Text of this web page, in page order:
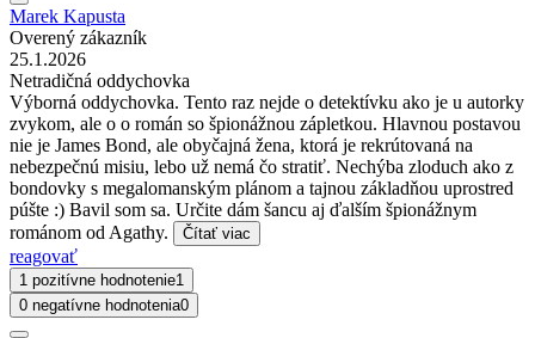
Marek Kapusta
Overený zákazník
25.1.2026
Netradičná oddychovka
Výborná oddychovka. Tento raz nejde o detektívku ako je u autorky
zvykom, ale o o román so špionážnou zápletkou. Hlavnou postavou
nie je James Bond, ale obyčajná žena, ktorá je rekrútovaná na
nebezpečnú misiu, lebo už nemá čo stratiť. Nechýba zloduch ako z
bondovky s megalomanským plánom a tajnou základňou uprostred
púšte :) Bavil som sa. Určite dám šancu aj ďalším špionážnym
románom od Agathy.
Čítať viac
reagovať
1 pozitívne hodnotenie1
0 negatívne hodnotenia0